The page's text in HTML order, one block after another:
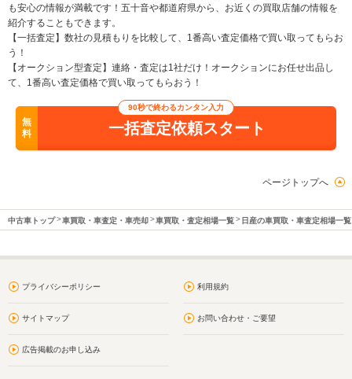
も安心の情報が満載です！五十音や都道府県から、お近くの買取店舗の情報を
紹介することもできます。
【一括査定】数社の見積もりを比較して、1番高い査定価格で買い取ってもらお
う！
【オークション型査定】連絡・査定は1社だけ！オークションにお任せ出品し
て、1番高い査定価格で買い取ってもらおう！
無
料
90秒で終わるカンタン入力
一括査定依頼スタート
ページトップへ
中古車トップ 車買取・車査定・車売却 車買取・査定相場一覧 日産の車買取・車査定相場一覧
プライバシーポリシー 利用規約
サイトマップ お問い合わせ・ご要望
広告掲載のお申し込み